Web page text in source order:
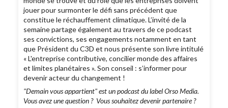
jouer pour surmonter le défi sans précédent que
constitue le réchauffement climatique. L’invité de la
semaine partage également au travers de ce podcast
ses convictions, ses engagements notamment en tant
que Président du C3D et nous présente son livre intitulé
« L'entreprise contributive, concilier monde des affaires
et limites planétaires ». Son conseil : s’informer pour
devenir acteur du changement !
"Demain vous appartient" est un podcast du label Orso Media.
Vous avez une question ? Vous souhaitez devenir partenaire ?